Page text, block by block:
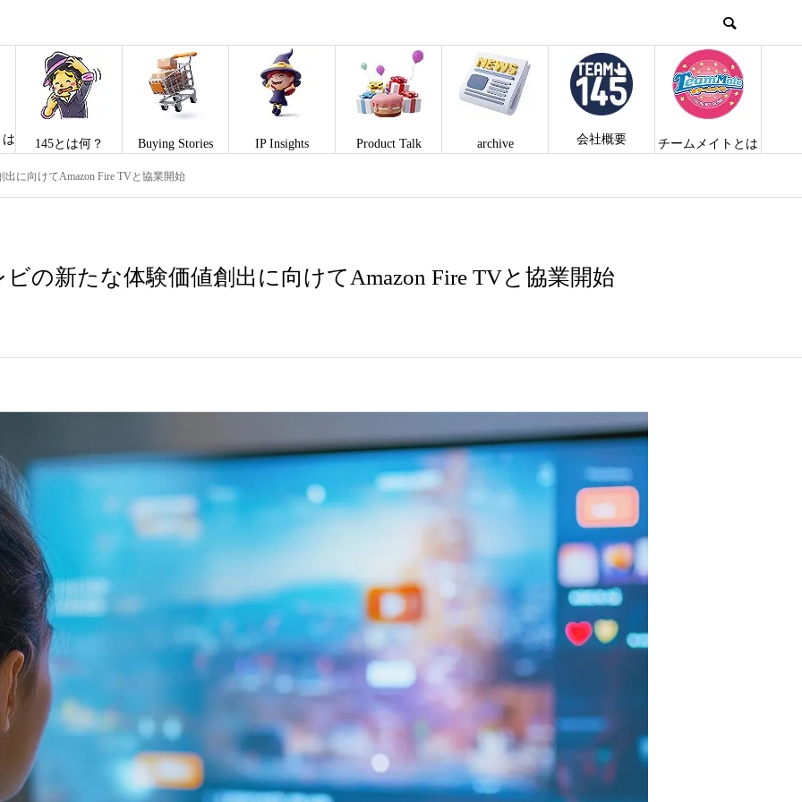
は 145とは何？ Buying Stories IP Insights Product Talk archive 会社概要 チームメイトとは
に向けてAmazon Fire TVと協業開始
の新たな体験価値創出に向けてAmazon Fire TVと協業開始